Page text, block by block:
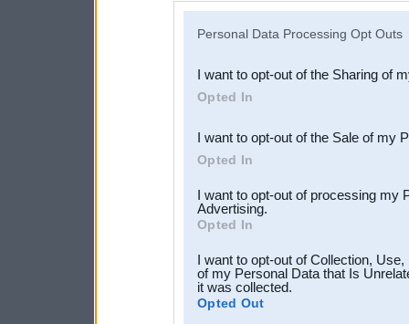
Downstream Participants
third parties.
Personal Data Processing Opt Outs
I want to opt-out of the Sharing of
Opted In
I want to opt-out of the Sale of my
Opted In
I want to opt-out of processing my
Advertising.
Opted In
I want to opt-out of Collection,
of my Personal Data that Is
it was collected.
Opted Out